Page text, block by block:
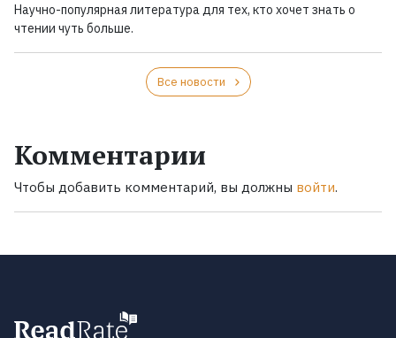
Научно-популярная литература для тех, кто хочет знать о
чтении чуть больше.
Все новости
Комментарии
Чтобы добавить комментарий, вы должны войти.